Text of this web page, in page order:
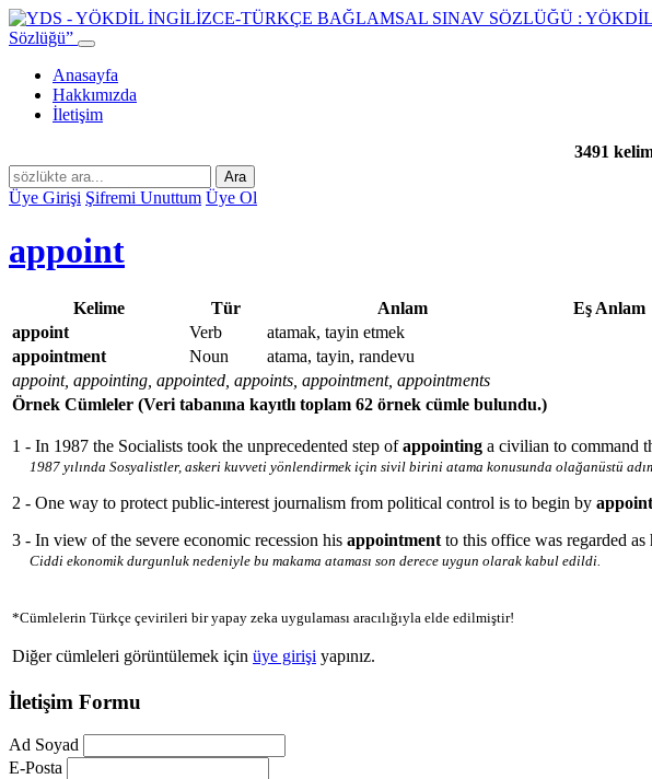
Sözlüğü”
Anasayfa
Hakkımızda
İletişim
3491
Ara
Üye Girişi Şifremi Unuttum Üye Ol
appoint
Kelime Tür Anlam Eş Anlam
appoint
Verb
atamak, tayin etmek
appointment
Noun
atama, tayin, randevu
appoint, appointing, appointed, appoints, appointment, appointments
Örnek Cümleler (Veri tabanına kayıtlı toplam 62 örnek cümle bulundu.)
1 - In 1987 the Socialists took the unprecedented step ofappointing a civilian to command
1987 yılında Sosyalistler, askeri kuvveti yönlendirmek için sivil birini atama konusunda olağanüstü
2 - One way to protect public-interest journalism from political control is to begin by
3 - In view of the severe economic recession his appointment to this office was regarded
Ciddi ekonomik durgunluk nedeniyle bu makama ataması son derece uygun olarak kabul edildi.
*Cümlelerin Türkçe çevirileri bir yapay zeka uygulaması aracılığıyla elde edilmiştir!
Diğer cümleleri görüntülemek için üye girişi yapınız.
İletişim Formu
Ad Soyad
E-Posta